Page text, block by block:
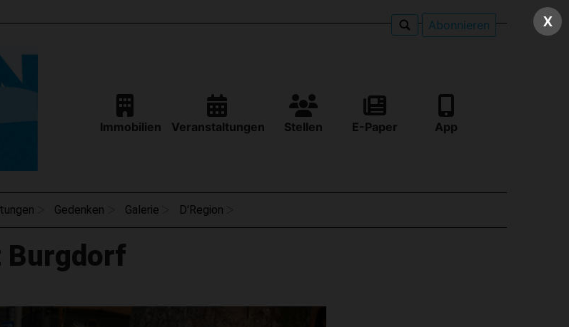
Abonnieren
Immobilien Veranstaltungen Stellen E-Paper App
Gedenken Galerie D'Region
Burgdorf
X